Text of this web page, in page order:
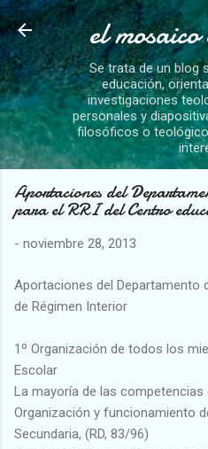
Ir al
el
Se trata de un blog
educación,
investigaciones
personales y
filosóficos o
Aportaciones del
para el RRI del Centro
- noviembre 28, 2013
Aportaciones del Departamento
de Régimen Interior
1º Organización de todos los
Escolar
La mayoría de las competencias
Organización y funcionamiento
Secundaria, (RD, 83/96)